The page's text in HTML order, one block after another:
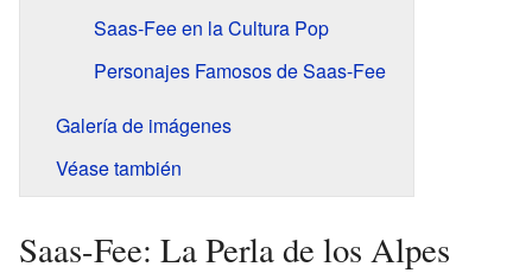
Saas-Fee en la Cultura Pop
Personajes Famosos de Saas-Fee
Galería de imágenes
Véase también
Saas-Fee: La Perla de los Alpes